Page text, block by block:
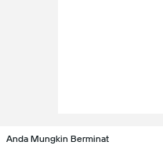
Anda Mungkin Berminat